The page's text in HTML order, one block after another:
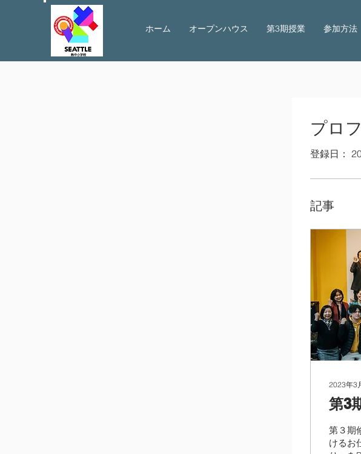
ホーム オープンハウス 第3期授業 参加方法
プロ
登録日：
記事
2023年3
第3
第３期
けるお